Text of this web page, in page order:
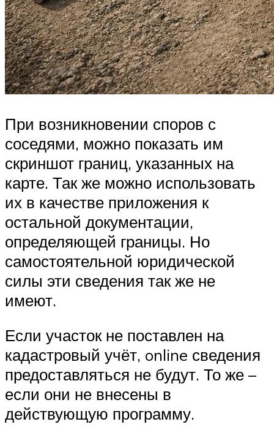
При возникновении споров с
соседями, можно показать им
скриншот границ, указанных на
карте. Так же можно использовать
их в качестве приложения к
остальной документации,
определяющей границы. Но
самостоятельной юридической
силы эти сведения так же не
имеют.
Если участок не поставлен на
кадастровый учёт, online сведения
предоставляться не будут. То же –
если они не внесены в
действующую программу.